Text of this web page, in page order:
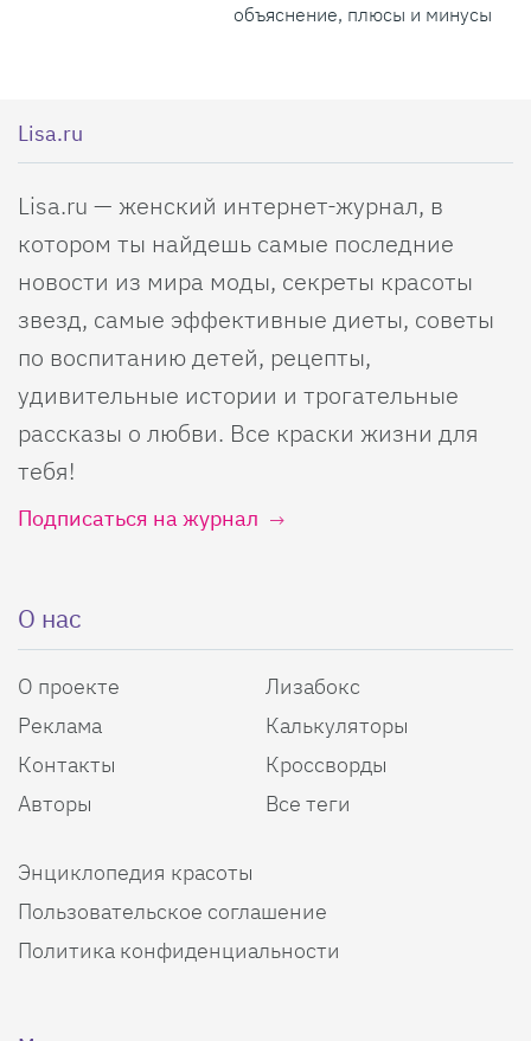
объяснение, плюсы и минусы
Lisa.ru
Lisa.ru — женский интернет-журнал, в
котором ты найдешь самые последние
новости из мира моды, секреты красоты
звезд, самые эффективные диеты, советы
по воспитанию детей, рецепты,
удивительные истории и трогательные
рассказы о любви. Все краски жизни для
тебя!
Подписаться на журнал
О нас
О проекте
Реклама
Контакты
Авторы
Лизабокс
Калькуляторы
Кроссворды
Все теги
Энциклопедия красоты
Пользовательское соглашение
Политика конфиденциальности